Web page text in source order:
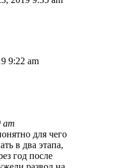
9:22 am
am
для чего
в два этапа,
год после